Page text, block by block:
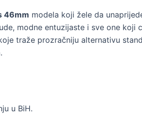
46mm modela koji žele da
modne entuzijaste i sve one koji
traže prozračniju alternativu
u BiH.